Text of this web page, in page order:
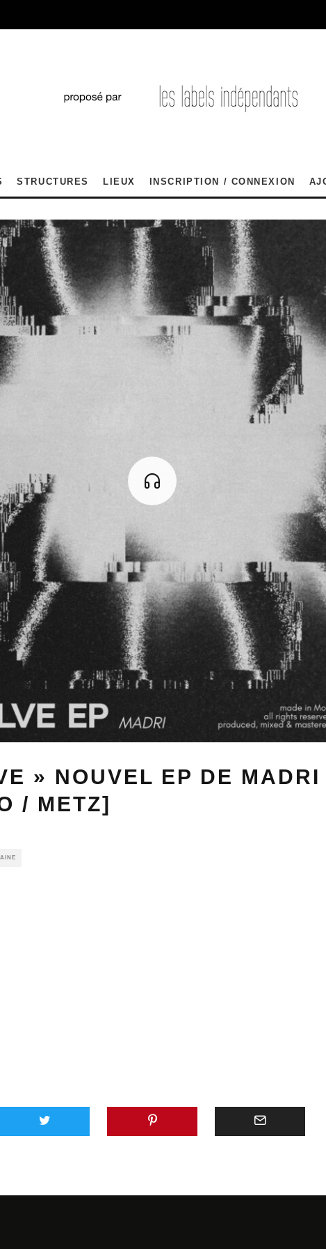
STRUCTURES LIEUX INSCRIPTION / CONNEXION
» NOUVEL EP DE MADRI
/ METZ]